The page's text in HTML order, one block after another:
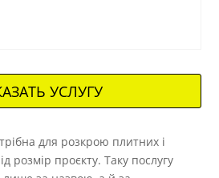
УСЛУГУ
для розкрою плитних і
розмір проєкту. Таку послугу